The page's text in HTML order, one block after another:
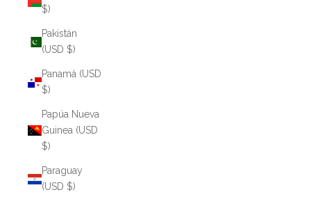
$)
Pakistán
(USD $)
Panamá (USD
$)
Papúa Nueva
Guinea (USD
$)
Paraguay
(USD $)